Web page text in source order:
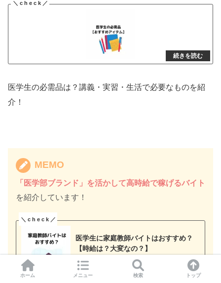
医学生の必需品は？講義・実習・生活で必要なものを紹
介！
MEMO
「医学部ブランド」を活かして高時給で稼げるバイト
を紹介しています！
医学生に家庭教師バイトはおすすめ？
【時給は？大変なの？】
ホーム メニュー 検索 トップ